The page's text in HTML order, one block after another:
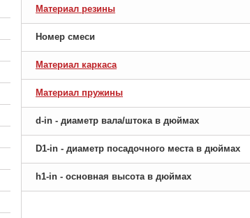
Материал резины
Номер смеси
Материал каркаса
Материал пружины
d-in - диаметр вала/штока в дюймах
D1-in - диаметр посадочного места в дюймах
h1-in - основная высота в дюймах